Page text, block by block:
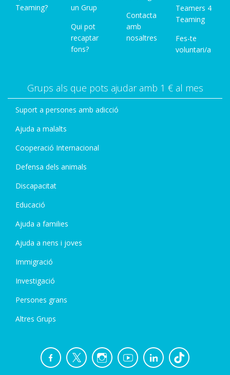
Teaming?
un Grup
Qui pot
recaptar
fons?
Contacta
amb
nosaltres
Teamers 4
Teaming
Fes-te
voluntari/a
Grups als que pots ajudar amb 1 € al mes
Suport a persones amb adicció
Ajuda a malalts
Cooperació Internacional
Defensa dels animals
Discapacitat
Educació
Ajuda a families
Ajuda a nens i joves
Immigració
Investigació
Persones grans
Altres Grups